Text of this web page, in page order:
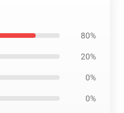
80%
20%
0%
0%